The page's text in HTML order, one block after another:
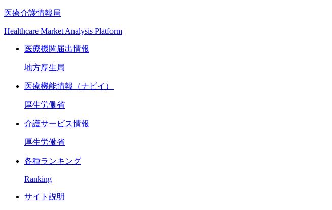
医療介護情報局
Healthcare Market Analysis Platform
医療機関届出情報
地方厚生局
医療機能情報（ナビイ）
厚生労働省
介護サービス情報
厚生労働省
各種ランキング
Ranking
サイト説明